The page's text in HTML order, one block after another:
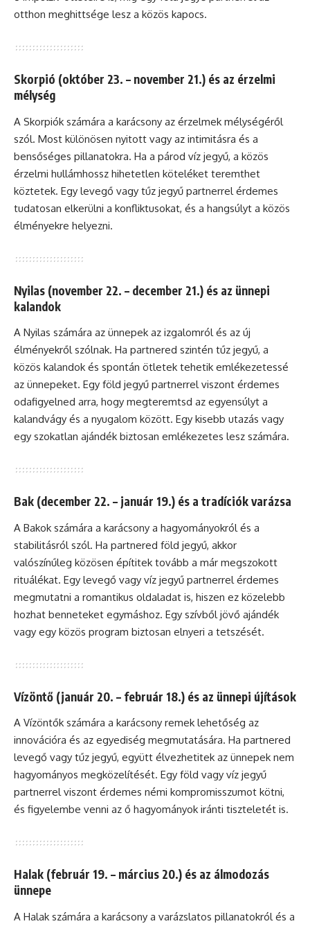
otthon meghittsége lesz a közös kapocs.
Skorpió (október 23. – november 21.) és az érzelmi
mélység
A Skorpiók számára a karácsony az érzelmek mélységéről
szól. Most különösen nyitott vagy az intimitásra és a
bensőséges pillanatokra. Ha a párod víz jegyű, a közös
érzelmi hullámhossz hihetetlen köteléket teremthet
köztetek. Egy levegő vagy tűz jegyű partnerrel érdemes
tudatosan elkerülni a konfliktusokat, és a hangsúlyt a közös
élményekre helyezni.
Nyilas (november 22. – december 21.) és az ünnepi
kalandok
A Nyilas számára az ünnepek az izgalomról és az új
élményekről szólnak. Ha partnered szintén tűz jegyű, a
közös kalandok és spontán ötletek tehetik emlékezetessé
az ünnepeket. Egy föld jegyű partnerrel viszont érdemes
odafigyelned arra, hogy megteremtsd az egyensúlyt a
kalandvágy és a nyugalom között. Egy kisebb utazás vagy
egy szokatlan ajándék biztosan emlékezetes lesz számára.
Bak (december 22. – január 19.) és a tradíciók varázsa
A Bakok számára a karácsony a hagyományokról és a
stabilitásról szól. Ha partnered föld jegyű, akkor
valószínűleg közösen építitek tovább a már megszokott
rituálékat. Egy levegő vagy víz jegyű partnerrel érdemes
megmutatni a romantikus oldaladat is, hiszen ez közelebb
hozhat benneteket egymáshoz. Egy szívből jövő ajándék
vagy egy közös program biztosan elnyeri a tetszését.
Vízöntő (január 20. – február 18.) és az ünnepi újítások
A Vízöntők számára a karácsony remek lehetőség az
innovációra és az egyediség megmutatására. Ha partnered
levegő vagy tűz jegyű, együtt élvezhetitek az ünnepek nem
hagyományos megközelítését. Egy föld vagy víz jegyű
partnerrel viszont érdemes némi kompromisszumot kötni,
és figyelembe venni az ő hagyományok iránti tiszteletét is.
Halak (február 19. – március 20.) és az álmodozás
ünnepe
A Halak számára a karácsony a varázslatos pillanatokról és a